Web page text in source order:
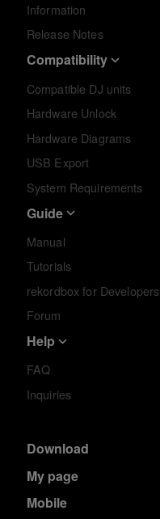
Information
Release Notes
Compatibility
Compatible DJ units
Hardware Unlock
Hardware Diagrams
USB Export
System Requirements
Guide
Manual
Tutorials
rekordbox for Developers
Forum
Help
FAQ
Inquiries
Download
My page
Mobile